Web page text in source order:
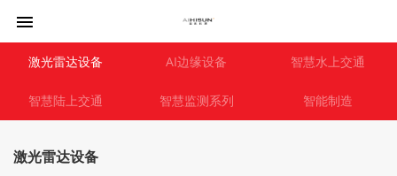
激光雷达设备 AI边缘设备 智慧水上交通
智慧陆上交通 智慧监测系列 智能制造
激光雷达设备